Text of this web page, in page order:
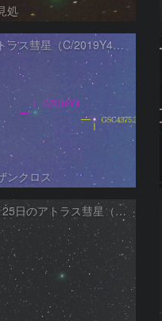
処
アトラス彗星（C/2019Y4）3月23日 400mm
ンクロス
3月25日のアトラス彗星（C/2019 Y4）